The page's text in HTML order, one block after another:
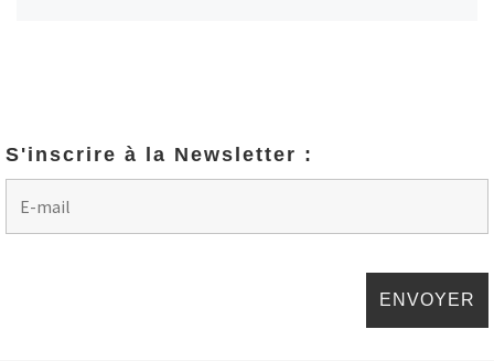
S'inscrire à la Newsletter :